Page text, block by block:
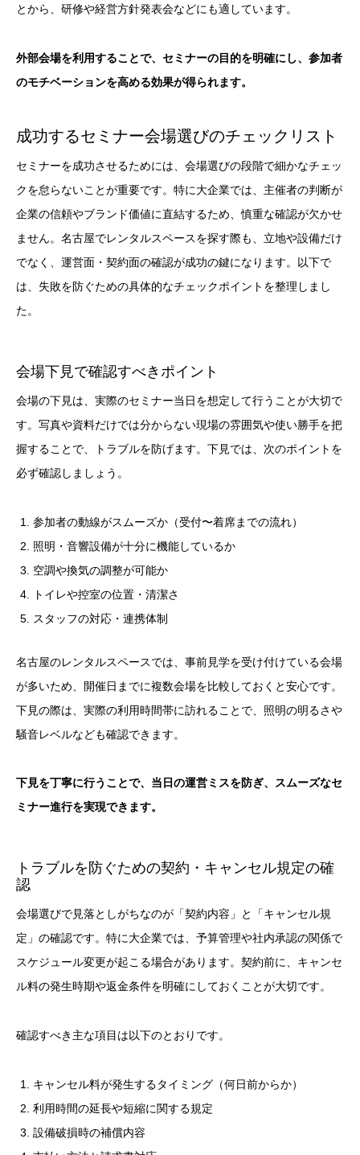
とから、研修や経営方針発表会などにも適しています。
外部会場を利用することで、セミナーの目的を明確にし、参加者
のモチベーションを高める効果が得られます。
成功するセミナー会場選びのチェックリスト
セミナーを成功させるためには、会場選びの段階で細かなチェッ
クを怠らないことが重要です。特に大企業では、主催者の判断が
企業の信頼やブランド価値に直結するため、慎重な確認が欠かせ
ません。名古屋でレンタルスペースを探す際も、立地や設備だけ
でなく、運営面・契約面の確認が成功の鍵になります。以下で
は、失敗を防ぐための具体的なチェックポイントを整理しまし
た。
会場下見で確認すべきポイント
会場の下見は、実際のセミナー当日を想定して行うことが大切で
す。写真や資料だけでは分からない現場の雰囲気や使い勝手を把
握することで、トラブルを防げます。下見では、次のポイントを
必ず確認しましょう。
参加者の動線がスムーズか（受付〜着席までの流れ）
照明・音響設備が十分に機能しているか
空調や換気の調整が可能か
トイレや控室の位置・清潔さ
スタッフの対応・連携体制
名古屋のレンタルスペースでは、事前見学を受け付けている会場
が多いため、開催日までに複数会場を比較しておくと安心です。
下見の際は、実際の利用時間帯に訪れることで、照明の明るさや
騒音レベルなども確認できます。
下見を丁寧に行うことで、当日の運営ミスを防ぎ、スムーズなセ
ミナー進行を実現できます。
トラブルを防ぐための契約・キャンセル規定の確
認
会場選びで見落としがちなのが「契約内容」と「キャンセル規
定」の確認です。特に大企業では、予算管理や社内承認の関係で
スケジュール変更が起こる場合があります。契約前に、キャンセ
ル料の発生時期や返金条件を明確にしておくことが大切です。
確認すべき主な項目は以下のとおりです。
キャンセル料が発生するタイミング（何日前からか）
利用時間の延長や短縮に関する規定
設備破損時の補償内容